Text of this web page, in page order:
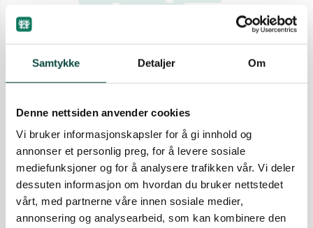
Samtykke Detaljer Om
Denne nettsiden anvender cookies
Vi bruker informasjonskapsler for å gi innhold og
annonser et personlig preg, for å levere sosiale
mediefunksjoner og for å analysere trafikken vår. Vi deler
dessuten informasjon om hvordan du bruker nettstedet
vårt, med partnerne våre innen sosiale medier,
annonsering og analysearbeid, som kan kombinere den
Klage Høgevarde i Flå kommune
Naturvernforbundet i Buskerud har sendt inn
hytteområde på Gulsvikfjellet i Flå. Denne
utbyggingen vil presse naturen ytterligere i og
utenfor planområdet. Flå kommune bygger ned
naturen bit for bit, noe som blant annet truer
reinens leveområde.
(Foto Flå kommune)
Aktuelt og nyheter
Buskerud
Hytte
Naturinngrep Nyheter